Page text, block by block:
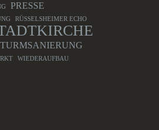
PRESSE
RÜSSELSHEIMER ECHO
TURMSANIERUNG
WIEDERAUFBAU